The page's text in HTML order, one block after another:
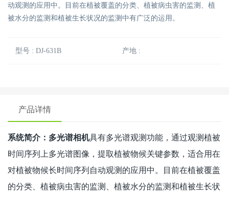
动观测的应用中。目前在植被覆盖的分类、植被病虫害的监测、植
被水分的监测和植被生长状况的监测中有广泛的运用。
型号 : DJ-631B 产地 :
产品详情
系统简介： 多光谱相机具有多光谱观测功能，通过观测植被
时间序列上多光谱图像，提取植被物候关键参数，适合用在
对植被物候长时间序列自动观测的应用中。目前在植被覆盖
的分类、植被病虫害的监测、植被水分的监测和植被生长状